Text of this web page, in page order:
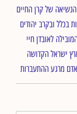
של קרן החיים
בכלל ובקרב יהודים
לאובדן חיי
ישראל הקדושה